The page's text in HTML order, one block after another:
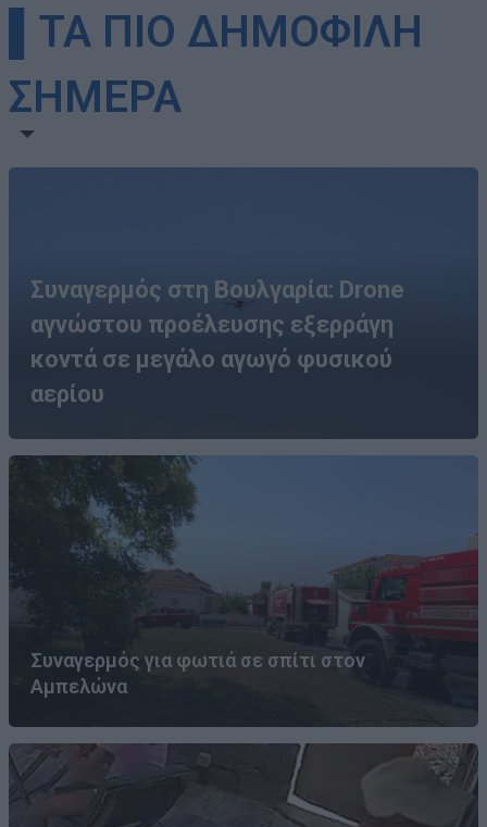
▌ΤΑ ΠΙΟ ΔΗΜΟΦΙΛΗ
ΣΗΜΕΡΑ
Συναγερμός στη Βουλγαρία: Drone
αγνώστου προέλευσης εξερράγη
κοντά σε μεγάλο αγωγό φυσικού
αερίου
Συναγερμός για φωτιά σε σπίτι στον
Αμπελώνα